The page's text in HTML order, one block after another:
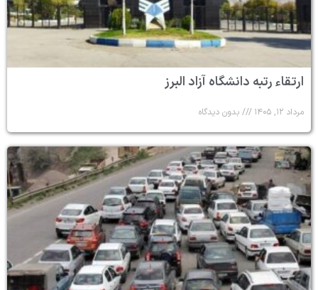
ارتقاء رتبه دانشگاه آزاد البرز
مرداد ۱۲, ۱۴۰۵ بدون دیدگاه